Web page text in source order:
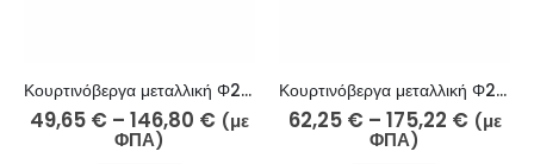
Κουρτινόβεργα μεταλλική Φ25 νίκελ ματ Κύθνος Κ28-2510-5
62,25 € – 175,22 € (με
ΦΠΑ)
Κουρτινόβεργα μεταλλική extra eco Φ25 νίκελ ματ Ρόδος K29-2510
35,60 € – 107,75 € (με
ΦΠΑ)